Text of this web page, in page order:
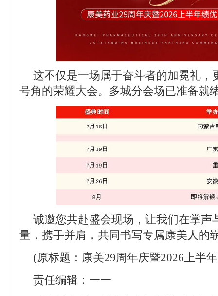
这不仅是一场属于奋斗者的加冕礼，
号角的荣耀大会。多城分会场已准备就
诚邀您共赴盛会现场，让我们在掌声
量，携手并肩，共同书写专属康美人的
(原标题：康美29周年庆暨2026上半
责任编辑：一一